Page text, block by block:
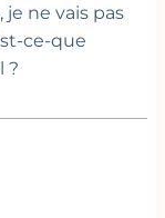
je ne vais pas
ce-que
?